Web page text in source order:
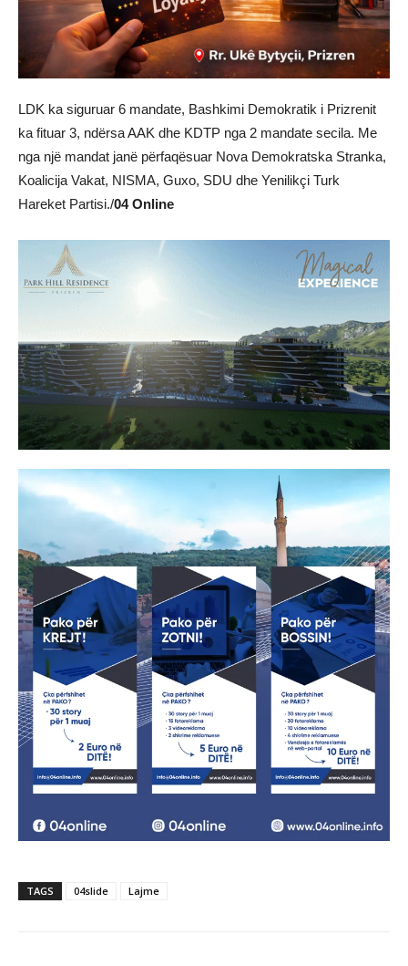
LDK ka siguruar 6 mandate, Bashkimi Demokratik i Prizrenit
ka fituar 3, ndërsa AAK dhe KDTP nga 2 mandate secila. Me
nga një mandat janë përfaqësuar Nova Demokratska Stranka,
Koalicija Vakat, NISMA, Guxo, SDU dhe Yenilikçi Turk
Hareket Partisi./04 Online
TAGS 04slide Lajme